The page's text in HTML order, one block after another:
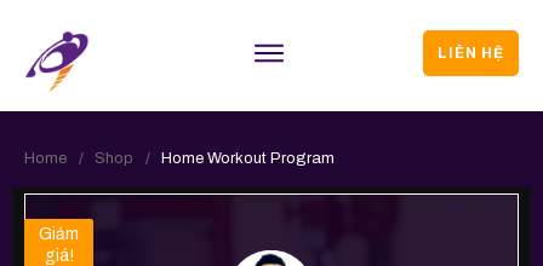
LIÊN HỆ
Home / Shop / Home Workout Program
Giảm
giá!